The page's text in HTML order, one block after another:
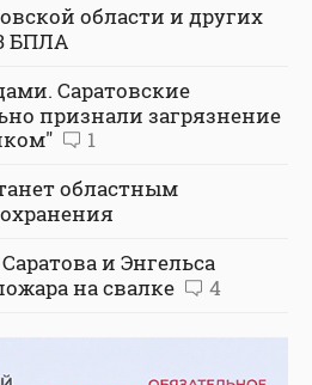
области и других
БПЛА
Саратовские
признали загрязнение
1
областным
и Энгельса
на свалке
4